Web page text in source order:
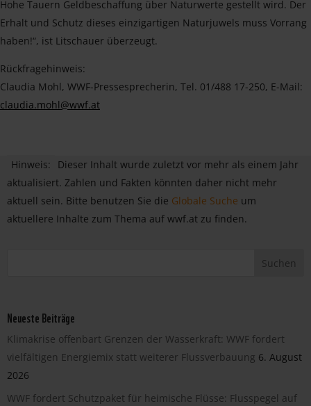
Hohe Tauern Geldbeschaffung über Naturwerte gestellt wird. Der
Erhalt und Schutz dieses einzigartigen Naturjuwels muss Vorrang
haben!“, ist Litschauer überzeugt.
Rückfragehinweis:
Claudia Mohl, WWF-Pressesprecherin, Tel. 01/488 17-250, E-Mail:
claudia.mohl@wwf.at
Hinweis:
Dieser Inhalt wurde zuletzt vor mehr als einem Jahr
aktualisiert. Zahlen und Fakten könnten daher nicht mehr
aktuell sein. Bitte benutzen Sie die Globale Suche um
aktuellere Inhalte zum Thema auf wwf.at zu finden.
Neueste Beiträge
Klimakrise offenbart Grenzen der Wasserkraft: WWF fordert
vielfältigen Energiemix statt weiterer Flussverbauung 6. August
2026
WWF fordert Schutzpaket für heimische Flüsse: Flusspegel auf